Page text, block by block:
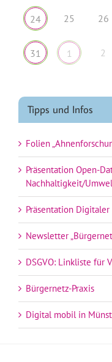
24 25 26
31 1 2
Tipps und Infos
Folien
Präsentation Open-
Nachhaltigkeit/
Präsentation
Newsletter
DSGVO: Linkliste für
Bürgernetz-Praxis
Digital mobil in